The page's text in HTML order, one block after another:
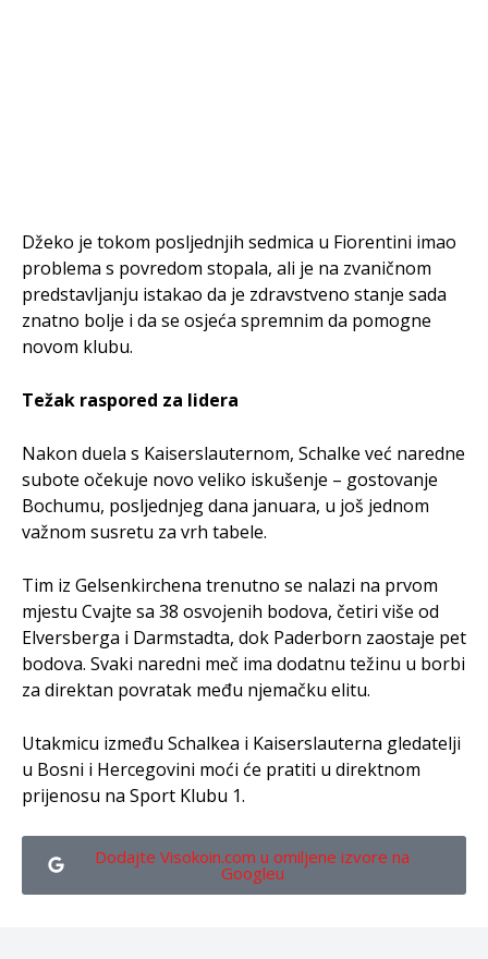
Džeko je tokom posljednjih sedmica u Fiorentini imao
problema s povredom stopala, ali je na zvaničnom
predstavljanju istakao da je zdravstveno stanje sada
znatno bolje i da se osjeća spremnim da pomogne
novom klubu.
Težak raspored za lidera
Nakon duela s Kaiserslauternom, Schalke već naredne
subote očekuje novo veliko iskušenje – gostovanje
Bochumu, posljednjeg dana januara, u još jednom
važnom susretu za vrh tabele.
Tim iz Gelsenkirchena trenutno se nalazi na prvom
mjestu Cvajte sa 38 osvojenih bodova, četiri više od
Elversberga i Darmstadta, dok Paderborn zaostaje pet
bodova. Svaki naredni meč ima dodatnu težinu u borbi
za direktan povratak među njemačku elitu.
Utakmicu između Schalkea i Kaiserslauterna gledatelji
u Bosni i Hercegovini moći će pratiti u direktnom
prijenosu na Sport Klubu 1.
Dodajte Visokoin.com u omiljene izvore na
Googleu